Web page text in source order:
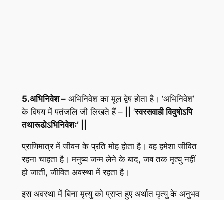
5.अभिनिवेश–अभिनिवेश का मूल द्वेष होता है। ‘अभिनिवेश’
के विषय में पतंजलि जी लिखते हैं –|| ‘स्वरसवाही विदुषोऽपि
तथारूढोऽभिनिवेशः’ ||
प्राणिमात्र में जीवन के प्रति मोह होता है। वह हमेशा जीवित
रहना चाहता है। मनुष्य जन्म लेने के बाद, जब तक मृत्यु नहीं
हो जाती, जीवित अवस्था में रहता है।
इस अवस्था में बिना मृत्यु को प्राप्त हुए अर्थात मृत्यु के अनुभव